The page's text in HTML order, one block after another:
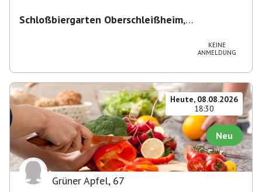
Schloßbiergarten Oberschleißheim,
KEINE
ANMELDUNG
Heute, 08.08.2026
18:30
Neu
Grüner Apfel, 67